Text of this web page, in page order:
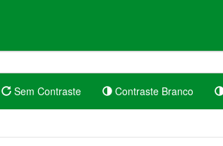
Sem Contraste Contraste Branco